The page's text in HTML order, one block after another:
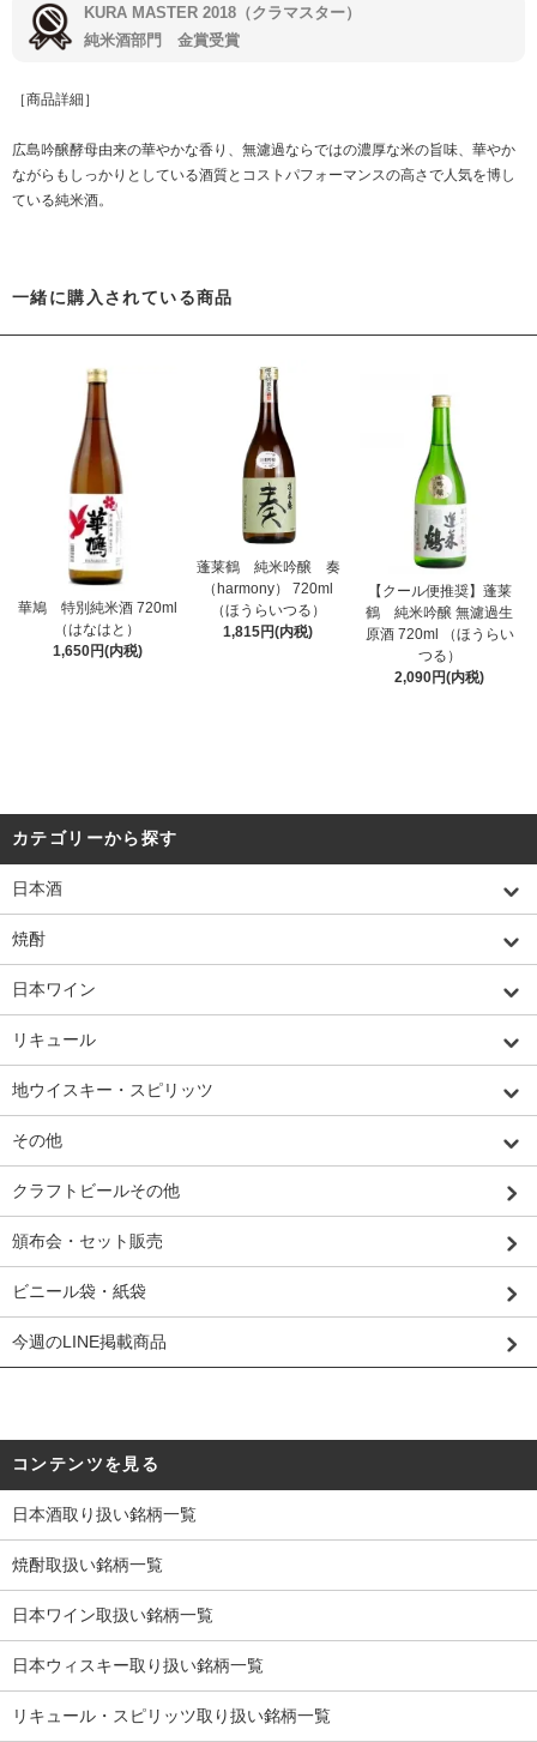
KURA MASTER 2018 （クラマスター）
純米酒部門 金賞受賞
［商品詳細］
広島吟醸酵母由来の華やかな香り、無濾過ならではの濃厚な米の旨味、華やか
ながらもしっかりとしている酒質とコストパフォーマンスの高さで人気を博し
ている純米酒。
一緒に購入されている商品
華鳩 特別純米酒 720ml
（はなはと）
1,650円(内税)
蓬莱鶴 純米吟醸 奏
（harmony） 720ml
（ほうらいつる）
1,815円(内税)
【クール便推奨】蓬莱
鶴 純米吟醸 無濾過生
原酒 720ml （ほうらい
つる）
2,090円(内税)
カテゴリーから探す
日本酒
焼酎
日本ワイン
リキュール
地ウイスキー・スピリッツ
その他
クラフトビールその他
頒布会・セット販売
ビニール袋・紙袋
今週のLINE掲載商品
コンテンツを見る
日本酒取り扱い銘柄一覧
焼酎取扱い銘柄一覧
日本ワイン取扱い銘柄一覧
日本ウィスキー取り扱い銘柄一覧
リキュール・スピリッツ取り扱い銘柄一覧